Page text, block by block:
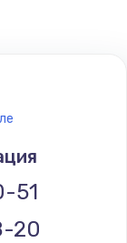
51
20